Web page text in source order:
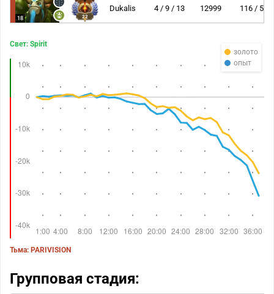
18 22
Dukalis 4 / 9 / 13 12999 116 / 5
золото
опыт
Свет: Spirit
Тьма: PARIVISION
Групповая стадия: